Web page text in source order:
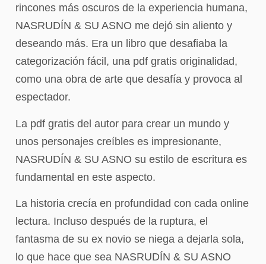
rincones más oscuros de la experiencia humana,
NASRUDÍN & SU ASNO me dejó sin aliento y
deseando más. Era un libro que desafiaba la
categorización fácil, una pdf gratis originalidad,
como una obra de arte que desafía y provoca al
espectador.
La pdf gratis del autor para crear un mundo y
unos personajes creíbles es impresionante,
NASRUDÍN & SU ASNO su estilo de escritura es
fundamental en este aspecto.
La historia crecía en profundidad con cada online
lectura. Incluso después de la ruptura, el
fantasma de su ex novio se niega a dejarla sola,
lo que hace que sea NASRUDÍN & SU ASNO